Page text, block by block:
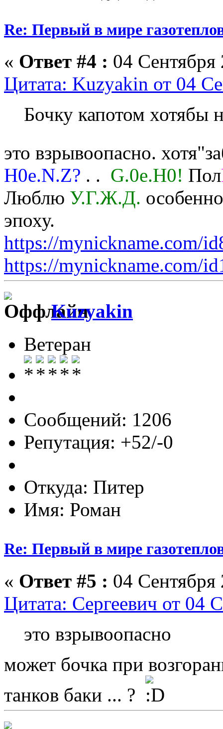
Re: Первый в мире
« Ответ #4 : 04
Цитата: Kuzyakin от 04
Бочку капотом хотябы
это взрывоопасно.
H0e.N.Z? . . G.0e.H0! Пол
Люблю У.Г.Ж.Д.
эпоху.
https://mynickname.com/
https://mynickname.com/
Kuzyakin
Ветеран
Сообщений: 1206
Репутация: +52/-0
Откуда: Питер
Имя: Роман
Re: Первый в мире
« Ответ #5 : 04
Цитата: Сергеевич от 04
это взрывоопасно
может бочка при
танков баки ... ?